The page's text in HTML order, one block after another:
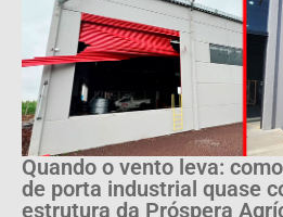
Quando o vento leva:
de porta industrial quase
estrutura da Próspera